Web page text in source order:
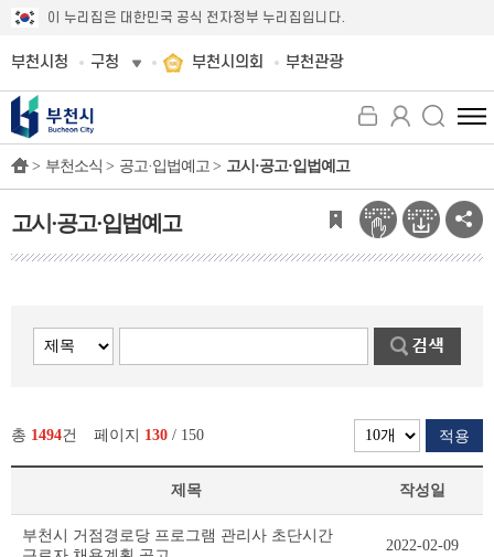
이 누리집은 대한민국 공식 전자정부 누리집입니다.
부천시청 구청 부천시의회 부천관광
전
체
뉴
보
기
> 부천소식 > 공고·입법예고 > 고시·공고·입법예고
고시·공고·입법예고
총 1494건 페이지 130 / 150 적용
고
시
제목 작성일
부천시 거점경로당 프로그램 관리사 초단시간
2022-02-09